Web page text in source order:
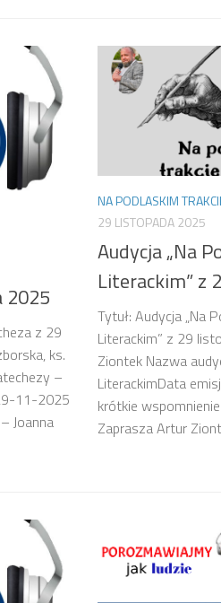
2025
z 29
ks.
–
11-2025
Joanna
NA PODLASKIM
29 LISTOPADA 2025
Audycja „Na
Literackim” z
Tytuł: Audycja „Na
Literackim” z 29
Ziontek Nazwa
LiterackimData
krótkie
Zaprasza Artur